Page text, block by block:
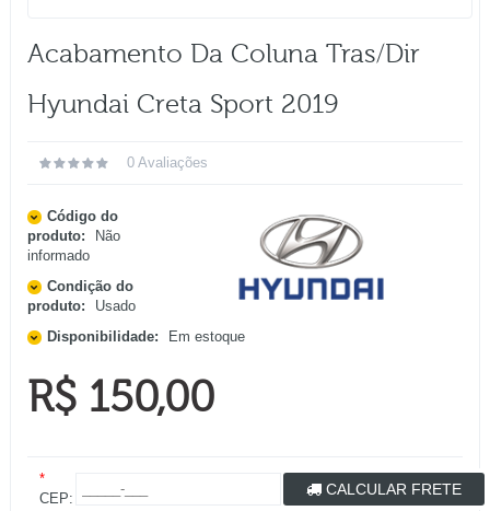
Acabamento Da Coluna Tras/dir
Hyundai Creta Sport 2019
0 Avaliações
Código do
produto:
Não
informado
Condição do
produto:
Usado
Disponibilidade:
Em estoque
R$ 150,00
*
CEP:
CALCULAR FRETE